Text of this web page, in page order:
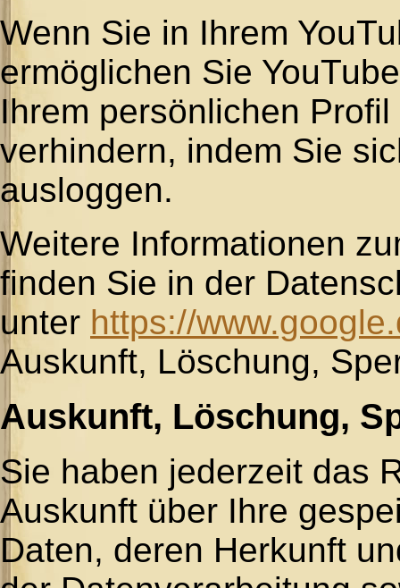
Wenn Sie in Ihrem
ermöglichen Sie
Ihrem persönlichen
verhindern, indem Sie
ausloggen.
Weitere Informationen
finden Sie in der
unter https://
Auskunft, Löschung,
Auskunft, Löschung,
Sie haben jederzeit das
Auskunft über Ihre
Daten, deren Herkunft